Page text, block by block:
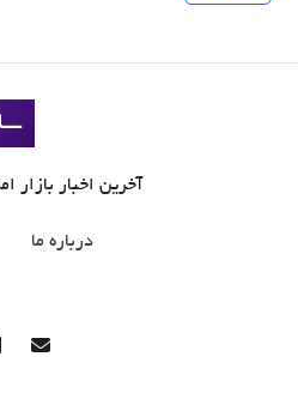
آخرین اخبار بازار
درباره ما